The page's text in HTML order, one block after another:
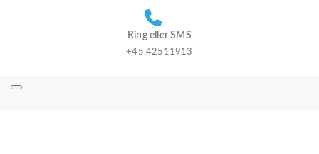
Ring eller SMS
+45 42511913